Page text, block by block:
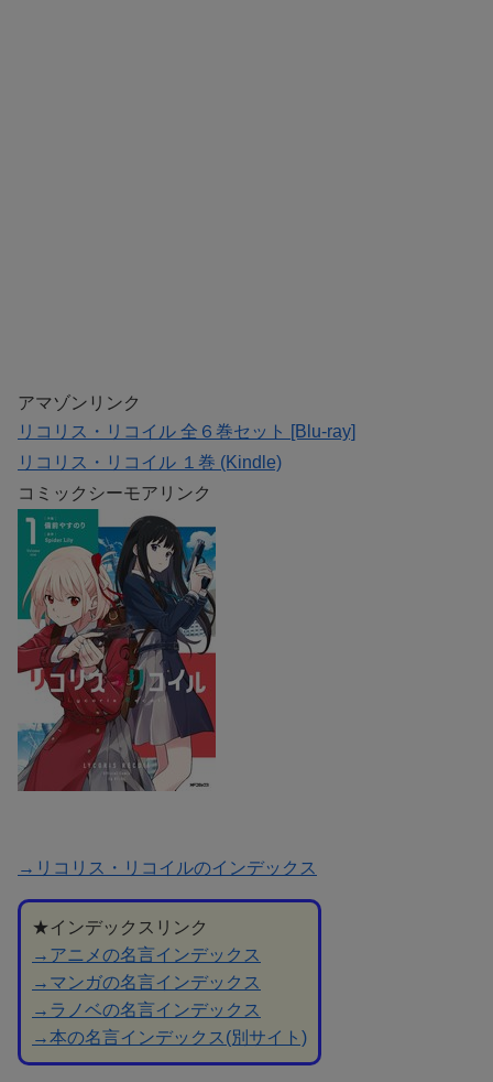
アマゾンリンク
リコリス・リコイル 全６巻セット [Blu-ray]
リコリス・リコイル １巻 (Kindle)
コミックシーモアリンク
→リコリス・リコイルのインデックス
★インデックスリンク
→アニメの名言インデックス
→マンガの名言インデックス
→ラノベの名言インデックス
→本の名言インデックス(別サイト)